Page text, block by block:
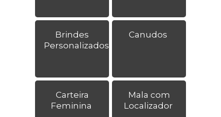
Brindes
Personalizados
Canudos
Carteira
Feminina
Mala com
Localizador